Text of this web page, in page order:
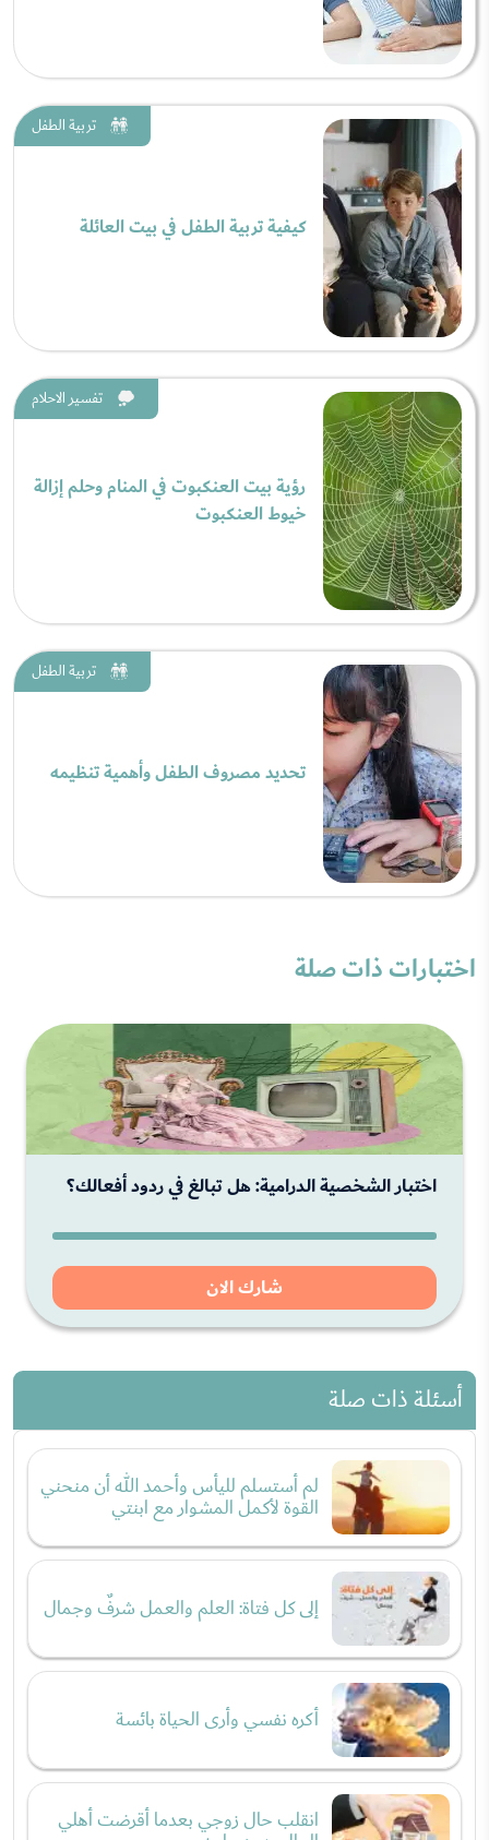
تربية الطفل
كيفية تربية الطفل في بيت العائلة
تفسير الاحلام
رؤية بيت العنكبوت في المنام وحلم إزالة
خيوط العنكبوت
تربية الطفل
تحديد مصروف الطفل وأهمية تنظيمه
اختبارات ذات صلة
اختبار الشخصية الدرامية: هل تبالغ في ردود أفعالك؟
شارك الان
أسئلة ذات صلة
لم أستسلم لليأس وأحمد الله أن منحني
القوة لأكمل المشوار مع ابنتي
إلى كل فتاة: العلم والعمل شرفٌ وجمال
أكره نفسي وأرى الحياة بائسة
انقلب حال زوجي بعدما أقرضت أهلي